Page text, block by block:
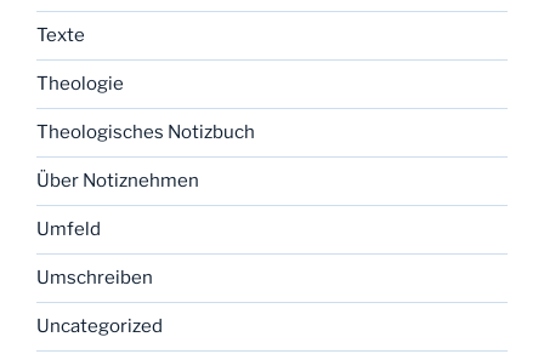
Texte
Theologie
Theologisches Notizbuch
Über Notiznehmen
Umfeld
Umschreiben
Uncategorized